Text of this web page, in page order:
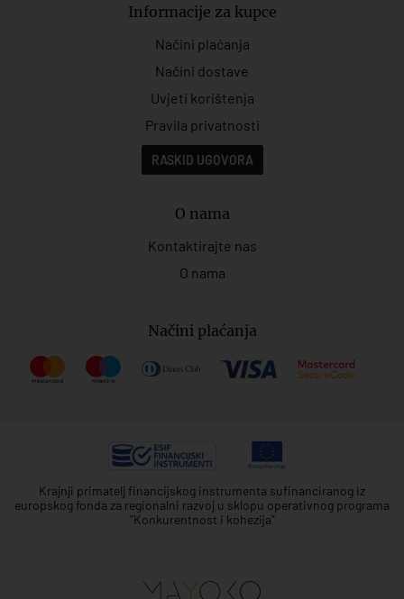
Informacije za kupce
Načini plaćanja
Načini dostave
Uvjeti korištenja
Pravila privatnosti
RASKID UGOVORA
O nama
Kontaktirajte nas
O nama
Načini plaćanja
Krajnji primatelj financijskog instrumenta sufinanciranog iz
europskog fonda za regionalni razvoj u sklopu operativnog programa
"Konkurentnost i kohezija"